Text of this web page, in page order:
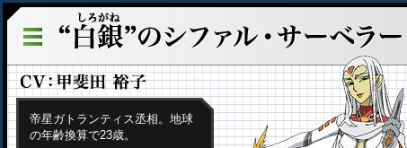
帝星ガトランティス丞相。地球
の年齢換算で23歳。